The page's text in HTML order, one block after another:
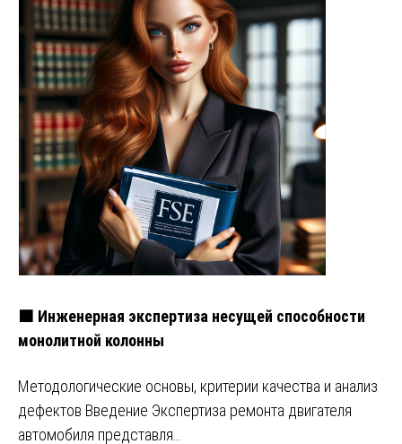
🟧 Инженерная экспертиза несущей способности
монолитной колонны
Методологические основы, критерии качества и анализ
дефектов Введение Экспертиза ремонта двигателя
автомобиля представля…